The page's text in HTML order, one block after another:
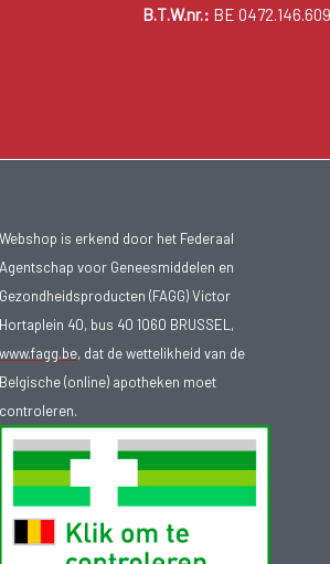
B.T.W.nr.: BE 0472.146.609
Webshop is erkend door het Federaal
Agentschap voor Geneesmiddelen en
Gezondheidsproducten (FAGG) Victor
Hortaplein 40, bus 40 1060 BRUSSEL,
www.fagg.be, dat de wettelikheid van de
Belgische (online) apotheken moet
controleren.